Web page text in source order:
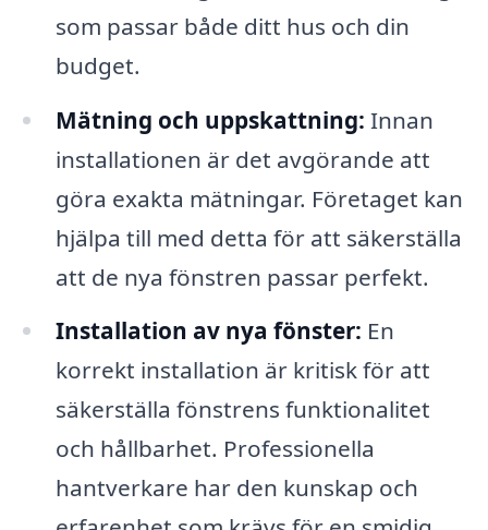
som passar både ditt hus och din
budget.
Mätning och uppskattning: Innan
installationen är det avgörande att
göra exakta mätningar. Företaget kan
hjälpa till med detta för att säkerställa
att de nya fönstren passar perfekt.
Installation av nya fönster: En
korrekt installation är kritisk för att
säkerställa fönstrens funktionalitet
och hållbarhet. Professionella
hantverkare har den kunskap och